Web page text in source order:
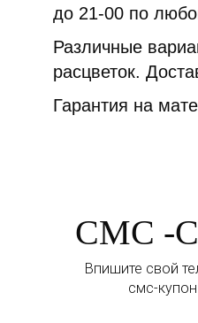
до 21-00 по
Различные
расцветок.
Гарантия на
СМС -
Впишите свой
смс-